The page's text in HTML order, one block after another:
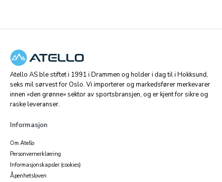
Atello AS ble stiftet i 1991 i Drammen og holder i dag til i Hokksund,
seks mil sørvest for Oslo. Vi importerer og markedsfører merkevarer
innen «den grønne» sektor av sportsbransjen, og er kjent for sikre og
raske leveranser.
Informasjon
Om Atello
Personvernerklæring
Informasjonskapsler (cookies)
Åpenhetsloven